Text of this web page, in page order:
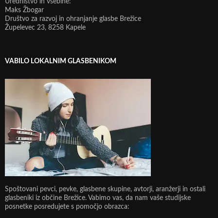
Uredništvo in vsebine:
Maks Žbogar
Društvo za razvoj in ohranjanje glasbe Brežice
Župelevec 23, 8258 Kapele
VABILO LOKALNIM GLASBENIKOM
Spoštovani pevci, pevke, glasbene skupine, avtorji, aranžerji in ostali
glasbeniki iz občine Brežice. Vabimo vas, da nam vaše studijske
posnetke posredujete s pomočjo obrazca: